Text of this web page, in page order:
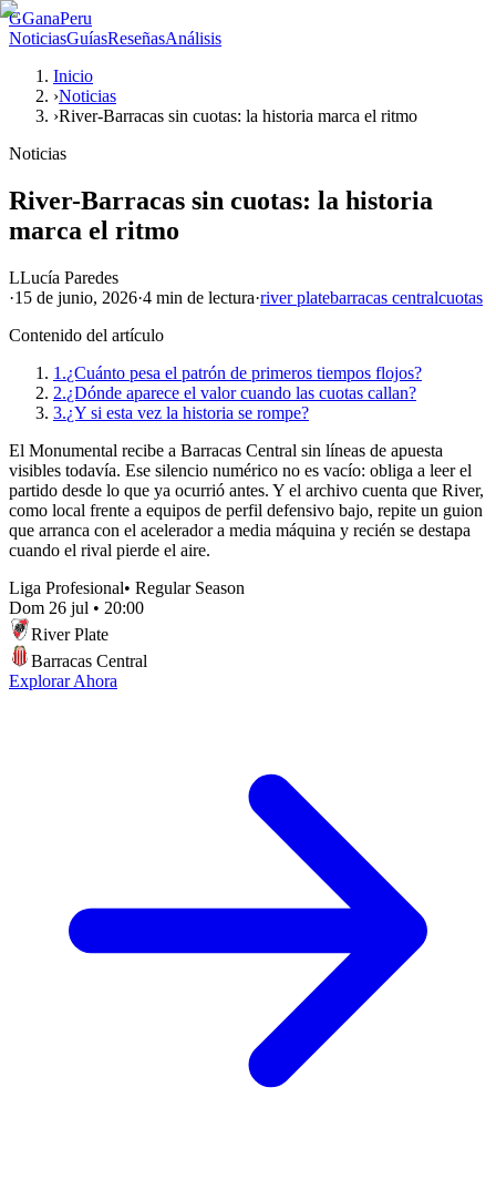
GGanaPeru
NoticiasGuíasReseñasAnálisis
Inicio
›Noticias
›River-Barracas sin cuotas: la historia marca el ritmo
Noticias
River-Barracas sin cuotas: la historia
marca el ritmo
LLucía Paredes
·15 de junio, 2026·4 min de lectura·river platebarracas centralcuotas
Contenido del artículo
1.¿Cuánto pesa el patrón de primeros tiempos flojos?
2.¿Dónde aparece el valor cuando las cuotas callan?
3.¿Y si esta vez la historia se rompe?
El Monumental recibe a Barracas Central sin líneas de apuesta
visibles todavía. Ese silencio numérico no es vacío: obliga a leer el
partido desde lo que ya ocurrió antes. Y el archivo cuenta que River,
como local frente a equipos de perfil defensivo bajo, repite un guion
que arranca con el acelerador a media máquina y recién se destapa
cuando el rival pierde el aire.
Liga Profesional• Regular Season
Dom 26 jul • 20:00
River Plate
Barracas Central
Explorar Ahora